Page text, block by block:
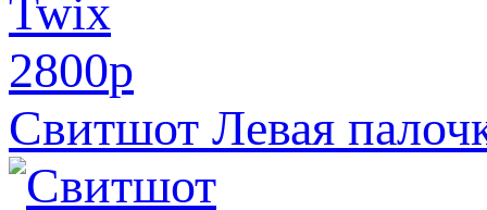
2800p
Свитшот Левая